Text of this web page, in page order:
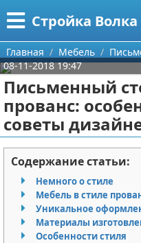
Стройка Волка
Меню
Главная
Категории
Строительство
Мебель
Интерьер и дизайн
Дизайн дачи
Дизайн квартиры
Кухня
Посуда
Ремонт
Поиск
О проекте
Контакты
Сотрудничество
Размещение рекламы
Главная Мебель
08-11-2018 19:47
Письменный
прованс:
советы
Содержание статьи:
Немного о стиле
Мебель в стиле
Уникальное
Материалы
Особенности стиля